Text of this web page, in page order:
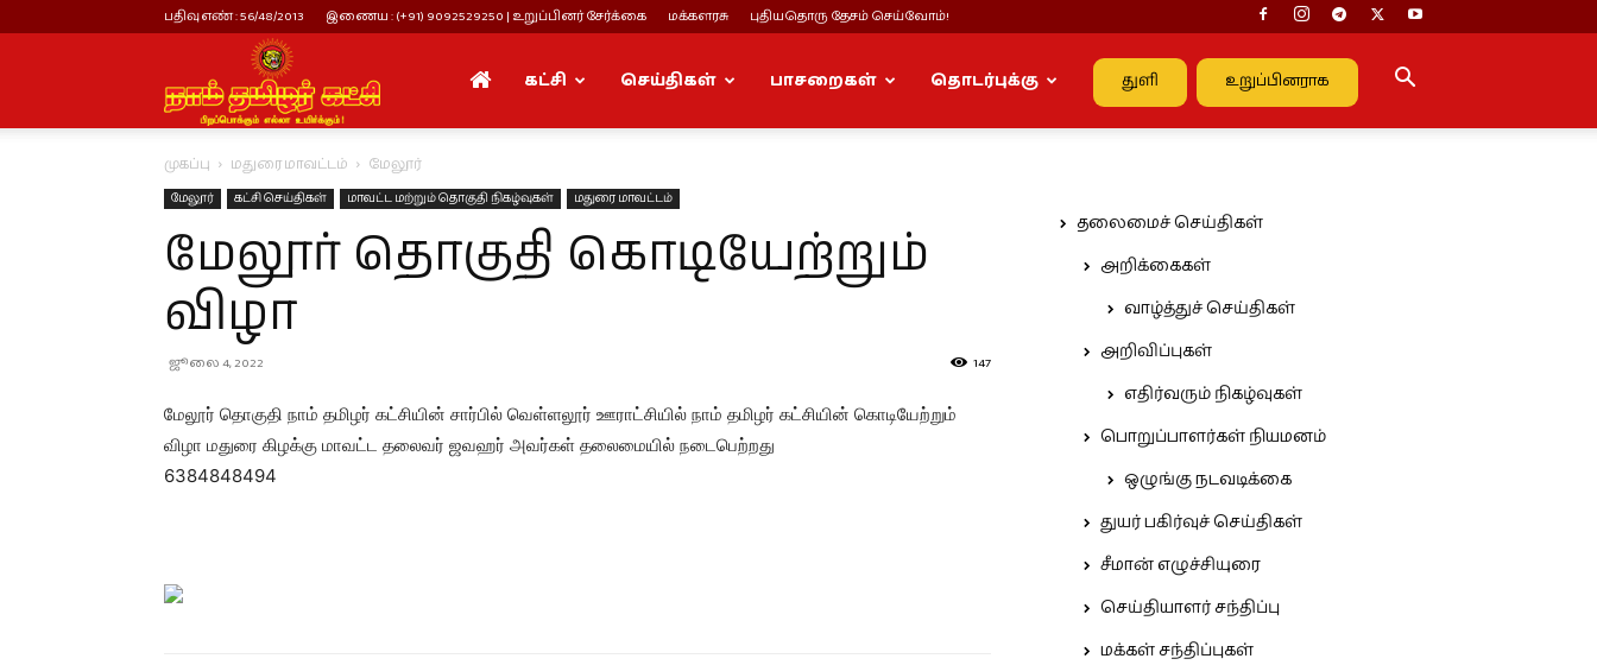
பதிவு எண் : 56/48/2013 இணைய : (+91) 9092529250 | உறுப்பினர் சேர்க்கை மக்களரசு புதியதொரு தேசம் செய்வோம்!
துளி உறுப்பினராக
நாம்
தமிழர்
கட்சி
கட்சி செய்திகள் பாசறைகள் தொடர்புக்கு
முகப்பு மதுரை மாவட்டம் மேலூர்
மேலூர் கட்சி செய்திகள் மாவட்ட மற்றும் தொகுதி நிகழ்வுகள் மதுரை மாவட்டம்
மேலூர் தொகுதி கொடியேற்றும்
விழா
ஜூலை 4, 2022 147
மேலூர் தொகுதி நாம் தமிழர் கட்சியின் சார்பில் வெள்ளலூர் ஊராட்சியில் நாம் தமிழர் கட்சியின் கொடியேற்றும்
விழா மதுரை கிழக்கு மாவட்ட தலைவர் ஜவஹர் அவர்கள் தலைமையில் நடைபெற்றது
6384848494
தலைமைச் செய்திகள்
அறிக்கைகள்
வாழ்த்துச் செய்திகள்
அறிவிப்புகள்
எதிர்வரும் நிகழ்வுகள்
பொறுப்பாளர்கள் நியமனம்
ஒழுங்கு நடவடிக்கை
துயர் பகிர்வுச் செய்திகள்
சீமான் எழுச்சியுரை
செய்தியாளர் சந்திப்பு
மக்கள் சந்திப்புகள்